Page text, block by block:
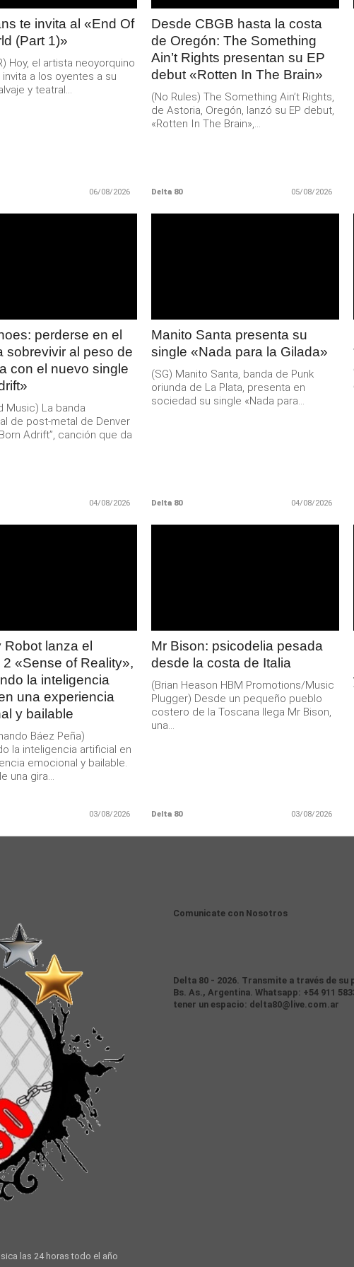
te invita al «End Of
(Part 1)»
Hoy, el artista neoyorquino
invita a los oyentes a su
y teatral...
06/08/2026
Desde CBGB hasta la costa
de Oregón: The Something
Ain’t Rights presentan su EP
debut «Rotten In The Brain»
(No Rules) The Something Ain’t Rights,
de Astoria, Oregón, lanzó su EP debut,
«Rotten In The Brain»,...
Delta 80 05/08/2026
perderse en el
sobrevivir al peso de
con el nuevo single
Music) La banda
de post-metal de Denver
Adrift”, canción que da
04/08/2026
Manito Santa presenta su
single «Nada para la Gilada»
(SG) Manito Santa, banda de Punk
oriunda de La Plata, presenta en
sociedad su single «Nada para...
Delta 80 04/08/2026
Robot lanza el
«Sense of Reality»,
la inteligencia
una experiencia
y bailable
Báez Peña)
la inteligencia artificial en
emocional y bailable.
una gira...
03/08/2026
Mr Bison: psicodelia pesada
desde la costa de Italia
(Brian Heason HBM Promotions/Music
Plugger) Desde un pequeño pueblo
costero de la Toscana llega Mr Bison,
una...
Delta 80 03/08/2026
las 24 horas todo el año
Comunicate con Nosotros
Delta 80 - 2026. Transmite a través de
Bs. As., Argentina. Whatsapp: +54 911
tener un espacio: delta80@live.com.ar